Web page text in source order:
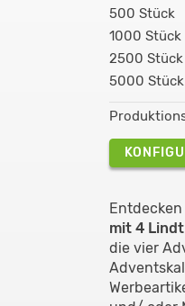
500 Stück
1000 Stück
2500 Stück
5000 Stück
mit 4
die vier